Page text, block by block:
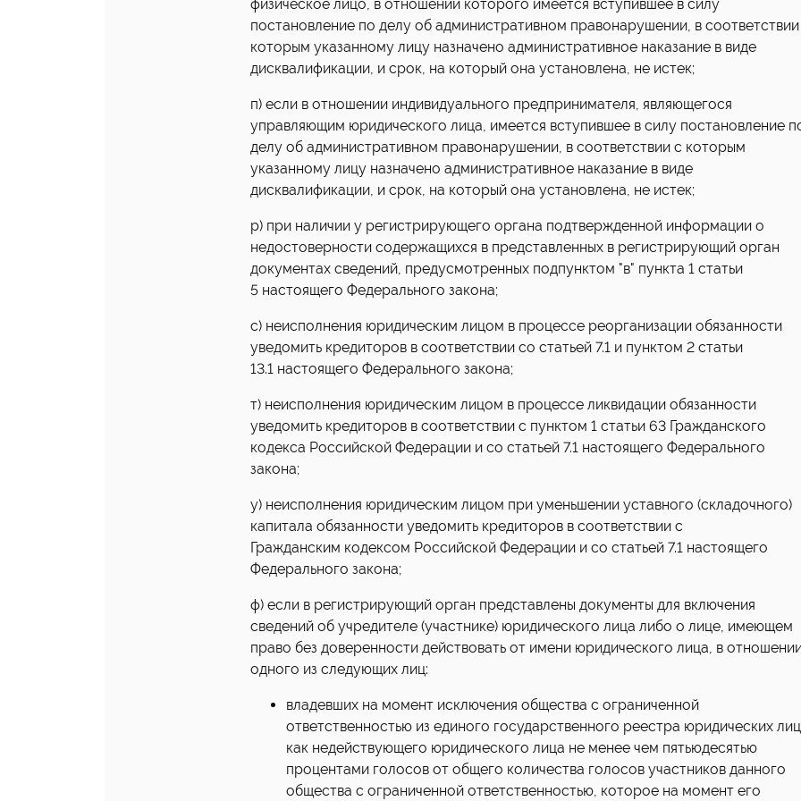
физическое лицо, в отношении которого имеется вступившее в силу
постановление по делу об административном правонарушении, в
которым указанному лицу назначено административное наказание в виде
дисквалификации, и срок, на который она установлена, не истек;
п) если в отношении индивидуального предпринимателя, являющегося
управляющим юридического лица, имеется вступившее в силу постановление
делу об административном правонарушении, в соответствии с которым
указанному лицу назначено административное наказание в виде
дисквалификации, и срок, на который она установлена, не истек;
р) при наличии у регистрирующего органа подтвержденной информации о
недостоверности содержащихся в представленных в регистрирующий орган
документах сведений, предусмотренных подпунктом "в" пункта 1 статьи
5 настоящего Федерального закона;
с) неисполнения юридическим лицом в процессе реорганизации обязанности
уведомить кредиторов в соответствии со статьей 7.1 и пунктом 2 статьи
13.1 настоящего Федерального закона;
т) неисполнения юридическим лицом в процессе ликвидации обязанности
уведомить кредиторов в соответствии с пунктом 1 статьи 63 Гражданского
кодекса Российской Федерации и со статьей 7.1 настоящего Федерального
закона;
у) неисполнения юридическим лицом при уменьшении уставного (складочного)
капитала обязанности уведомить кредиторов в соответствии с
Гражданским кодексом Российской Федерации и со статьей 7.1 настоящего
Федерального закона;
ф) если в регистрирующий орган представлены документы для включения
сведений об учредителе (участнике) юридического лица либо о лице, имеющем
право без доверенности действовать от имени юридического лица, в
одного из следующих лиц:
владевших на момент исключения общества с ограниченной
ответственностью из единого государственного реестра юридических лиц
как недействующего юридического лица не менее чем пятьюдесятью
процентами голосов от общего количества голосов участников данного
общества с ограниченной ответственностью, которое на момент его